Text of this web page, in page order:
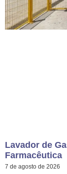
Lavador de
Farmacêutica
7 de agosto de 2026